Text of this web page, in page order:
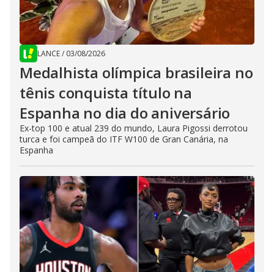
LANCE/ 03/08/2026
Medalhista olímpica brasileira no
tênis conquista título na
Espanha no dia do aniversário
Ex-top 100 e atual 239 do mundo, Laura Pigossi derrotou
turca e foi campeã do ITF W100 de Gran Canária, na
Espanha